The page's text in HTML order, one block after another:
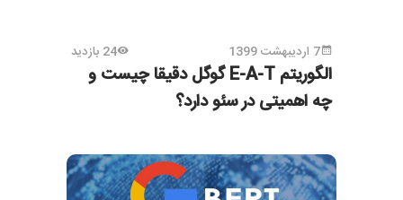
7 اردیبهشت 1399 24 بازدید
الگوریتم E-A-T گوگل دقیقا چیست و
چه اهمیتی در سئو دارد؟